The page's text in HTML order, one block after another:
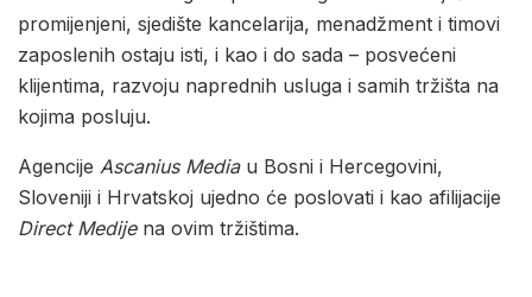
promijenjeni, sjedište kancelarija, menadžment i timovi
zaposlenih ostaju isti, i kao i do sada – posvećeni
klijentima, razvoju naprednih usluga i samih tržišta na
kojima posluju.
Agencije Ascanius Mediau Bosni i Hercegovini,
Sloveniji i Hrvatskoj ujedno će poslovati i kao afilijacije
Direct Medijena ovim tržištima.